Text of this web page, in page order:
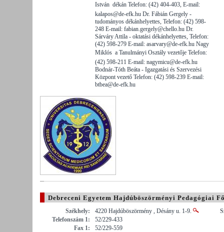
István  dékán Telefon: (42) 404-403, E-mail:
kalapos@de-efk.hu Dr. Fábián Gergely -
tudományos dékánhelyettes, Telefon: (42) 598-
248 E-mail: fabian.gergely@chello.hu Dr.
Sárváry Attila - oktatási dékánhelyettes, Telefon:
(42) 598-279 E-mail: asarvary@de-efk.hu Nagy
Miklós  a Tanulmányi Osztály vezetője Telefon:
(42) 598-211 E-mail: nagymicu@de-efk.hu
Bodnár-Tóth Beáta - Igazgatási és Szervezési
Központ vezető Telefon: (42) 598-239 E-mail:
btbea@de-efk.hu
Debreceni Egyetem Hajdúböszörményi Pedagógiai
Székhely:
4220 Hajdúböszörmény , Désány u. 1-9.
Telefonszám 1:
52/229-433
Fax 1:
52/229-559